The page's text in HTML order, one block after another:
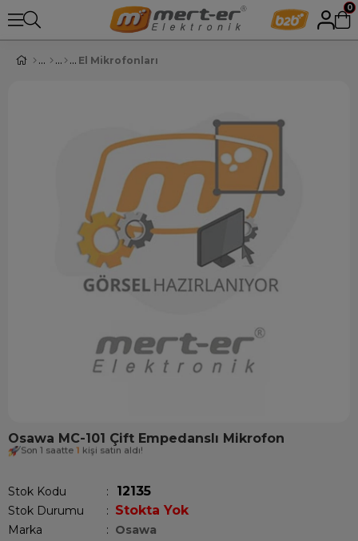
0
El Mikrofonları
Osawa MC-101 Çift Empedanslı Mikrofon
Son 1 saatte 1 kişi satın aldı!
Stok Kodu 12135
Stok Durumu : Stokta Yok
Marka : Osawa